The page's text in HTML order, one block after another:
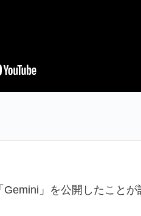
」を公開したこと